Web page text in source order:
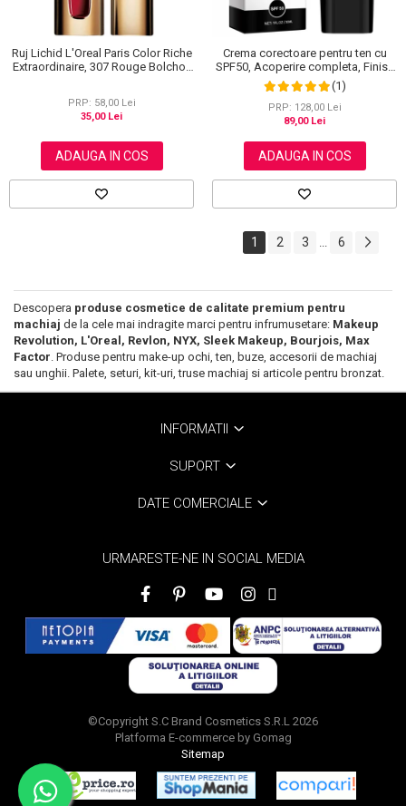
Ruj Lichid L'Oreal Paris Color Riche
Extraordinaire, 307 Rouge Bolchoi,
PRP: 58,00 Lei
35,00 Lei
ADAUGA IN COS
Crema corectoare pentru ten cu
SPF50, Acoperire completa, Finish
mat, Rezistenta, Anti Roseata, CC
Cream Sefudun, 30 ml
(1)
PRP: 128,00 Lei
89,00 Lei
ADAUGA IN COS
1 2 3 6
Descopera produse cosmetice de calitate premium pentru
machiaj de la cele mai indragite marci pentru infrumusetare: Makeup
Revolution, L'Oreal, Revlon, NYX, Sleek Makeup, Bourjois, Max
Factor . Produse pentru make-up ochi, ten, buze, accesorii de machiaj
sau unghii. Palete, seturi, kit-uri, truse machiaj si articole pentru bronzat.
INFORMATII
SUPORT
DATE COMERCIALE
URMARESTE-NE IN SOCIAL MEDIA
©Copyright S.C Brand Cosmetics S.R.L 2026
Platforma E-commerce by Gomag
Sitemap